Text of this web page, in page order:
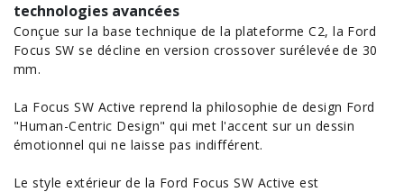
technologies avancées
Conçue sur la base technique de la plateformeC2, la Ford
Focus SW se décline en version crossover surélevée de 30
mm.
La Focus SW Active reprend la philosophie de design Ford
"Human-Centric Design" qui met l'accent sur un dessin
émotionnel qui ne laisse pas indifférent.
Le style extérieur de la Ford Focus SW Active est